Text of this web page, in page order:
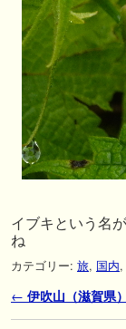
イブキという名
ね
カテゴリー: 旅, 国内,
投稿ナビゲーシ
← 伊吹山（滋賀県）